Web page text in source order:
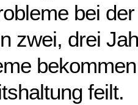
bei
zwei, drei
feilt.